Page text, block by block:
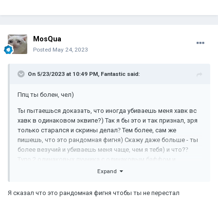
MosQua
Posted May 24, 2023
On 5/23/2023 at 10:49 PM, Fantastic said:
Ппц ты болен, чел)
Ты пытаешься доказать, что иногда убиваешь меня хавк вс
хавк в одинаковом эквипе?) Так я бы это и так признал, зря
только старался и скрины делал?Тем более, сам же
пишешь, что это рандомная фигня) Скажу даже больше - ты
более везучий и убиваешь меня чаще, чем я тебя) и что??
Тупо 2 одинаковых лучника с одинаковым баффом и
нажали друг на друга ф1 и ты 2-3 раза упал, а я 3-4 -
Советую начать лечение, у тебя нездоровая мания ко мне
Expand
Я сказал что это рандомная фигня чтобы ты не перестал